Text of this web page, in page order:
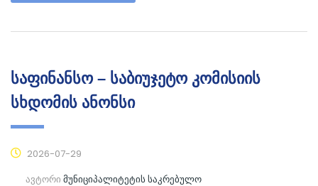
საფინანსო – საბიუჯეტო კომისიის
სხდომის ანონსი
2026-07-29
ავტორი მუნიციპალიტეტის საკრებულო